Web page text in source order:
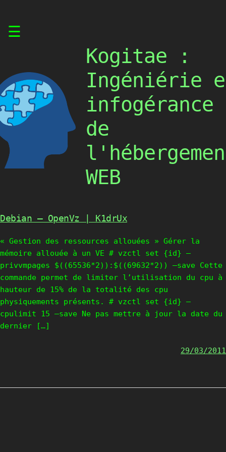
☰
Kogitae :
Ingéniérie
infogérance
de
WEB
Debian — OpenVz | K1drUx
« Gestion des ressources allouées » Gérer la
mémoire allouée à un VE # vzctl set {id} –
privvmpages $((65536*2)):$((69632*2)) –save Cette
commande permet de limiter l’utilisation du cpu à
hauteur de 15% de la totalité des cpu
physiquements présents. # vzctl set {id} –
cpulimit 15 –save Ne pas mettre à jour la date du
dernier […]
29/03/2011